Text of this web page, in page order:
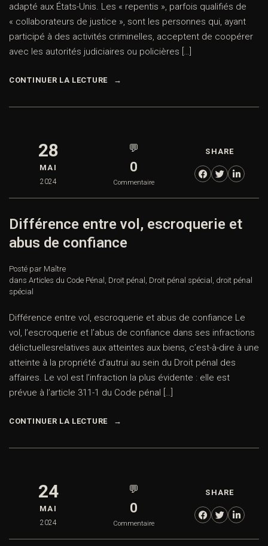
adapté aux États-Unis. Les « repentis », parfois qualifiés de
« collaborateurs de justice », sont les personnes qui, ayant
participé à des activités criminelles, acceptent de coopérer
avec les autorités judiciaires ou policières […]
CONTINUER LA LECTURE
28
MAI
2024
💬
0
Commentaire
SHARE
Différence entre vol, escroquerie et
abus de confiance
Posté par Maître
dans Articles du Code Pénal , Droit pénal , Droit pénal spécial , droit pénal
spécial
Différence entre vol, escroquerie et abus de confiance Le
vol, l’escroquerie et l’abus de confiance dans ses infractions
délictuellesrelatives aux atteintes aux biens, c’est-à-dire à une
atteinte à la propriété d’autrui au sein du Droit pénal des
affaires. Le vol est l’infraction la plus évidente : elle est
prévue à l’article 311-1 du Code pénal […]
CONTINUER LA LECTURE
24
MAI
2024
💬
0
Commentaire
SHARE